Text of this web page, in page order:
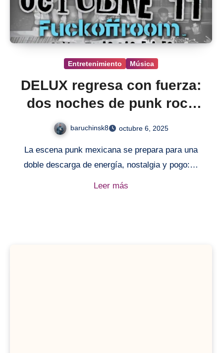
Entretenimiento Música
DELUX regresa con fuerza:
dos noches de punk rock
en el Fuck Off Room
baruchinsk8 octubre 6, 2025
La escena punk mexicana se prepara para una
doble descarga de energía, nostalgia y pogo:…
Leer más